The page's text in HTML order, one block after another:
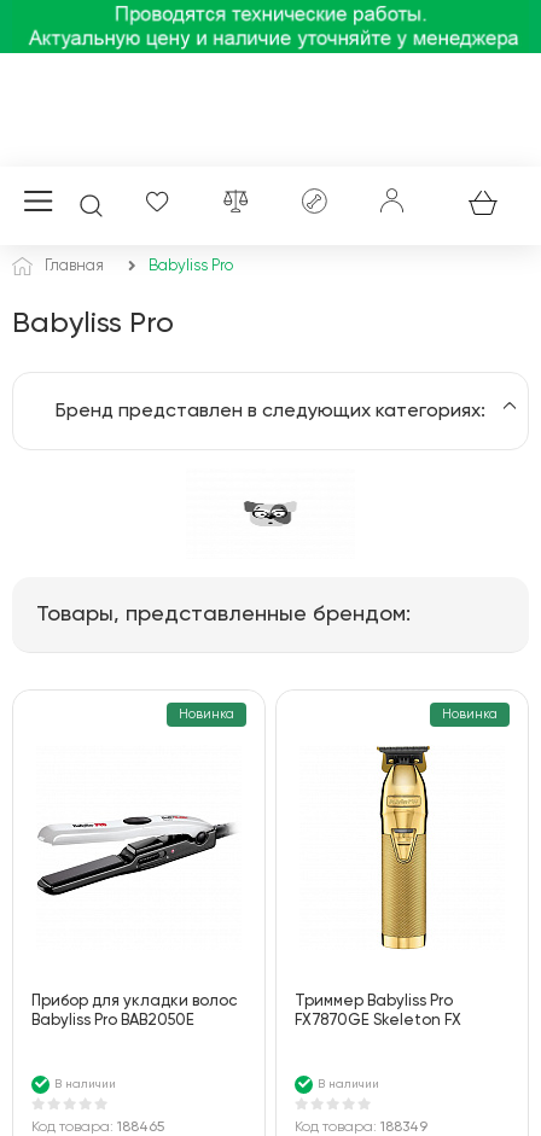
Главная Babyliss Pro
Babyliss Pro
Бренд представлен в следующих категориях:
Фены и приборы для укладки волос
Товары, представленные брендом:
Новинка
Прибор для укладки волос
Babyliss Pro BAB2050E
В наличии
Код товара: 188465
Новинка
Триммер Babyliss Pro
FX7870GE Skeleton FX
В наличии
Код товара:188349